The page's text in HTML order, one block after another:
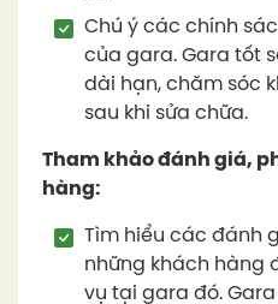
Chú ý các chính
của gara. Gara tốt
dài hạn, chăm sóc
sau khi sửa chữa.
Tham khảo đánh giá,
hàng:
Tìm hiểu các đánh
những khách hàng
vụ tại gara đó.